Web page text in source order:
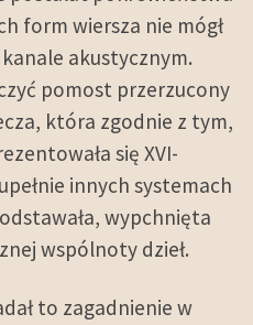
form wiersza nie mógł
akustycznym.
pomost przerzucony
która zgodnie z tym,
się XVI-
innych systemach
wypchnięta
wspólnoty dzieł.
to zagadnienie w